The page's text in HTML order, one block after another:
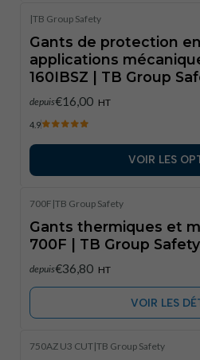
|TB Group Safety
Gants de protection
applications
160IBSZ | TB Group
depuis€16,00 HT
4.9
VOIR LES
700F |TB Group Safety
Gants thermiques et
700F | TB Group Safety
depuis€36,80 HT
VOIR LES
750AZ U3 CUT|TB Group Safety